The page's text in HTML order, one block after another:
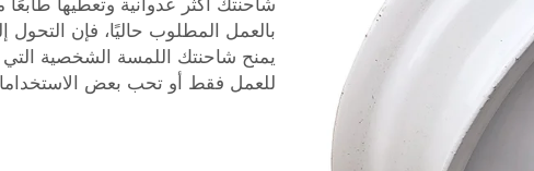
شاحنتك أكثر عدوانية وتعطيها
يمنح شاحنتك اللمسة الشخصية
للعمل فقط أو تحب بعض